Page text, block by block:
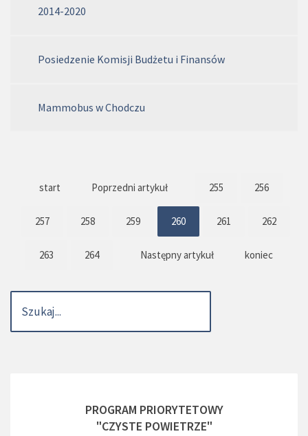
2014-2020
Posiedzenie Komisji Budżetu i Finansów
Mammobus w Chodczu
start Poprzedni artykuł 255 256
257 258 259 260 261 262
263 264 Następny artykuł koniec
PROGRAM PRIORYTETOWY
"CZYSTE POWIETRZE"